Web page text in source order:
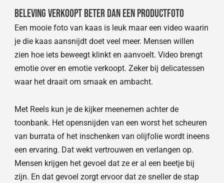
Beleving verkoopt beter dan een productfoto
Een mooie foto van kaas is leuk maar een video waarin
je die kaas aansnijdt doet veel meer. Mensen willen
zien hoe iets beweegt klinkt en aanvoelt. Video brengt
emotie over en emotie verkoopt. Zeker bij delicatessen
waar het draait om smaak en ambacht.
Met Reels kun je de kijker meenemen achter de
toonbank. Het opensnijden van een worst het scheuren
van burrata of het inschenken van olijfolie wordt ineens
een ervaring. Dat wekt vertrouwen en verlangen op.
Mensen krijgen het gevoel dat ze er al een beetje bij
zijn. En dat gevoel zorgt ervoor dat ze sneller de stap